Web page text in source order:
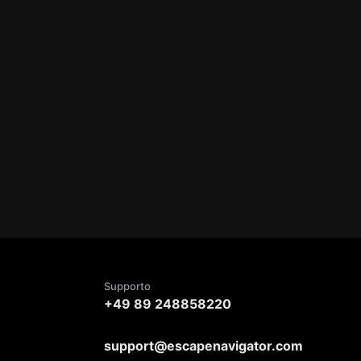
Supporto
+49 89 248858220
support@escapenavigator.com